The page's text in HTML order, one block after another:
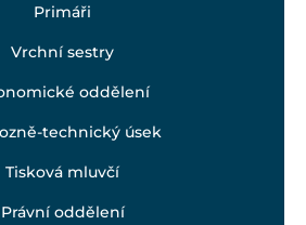
Primáři
Vrchní sestry
oddělení
technický úsek
Tisková mluvčí
Právní oddělení